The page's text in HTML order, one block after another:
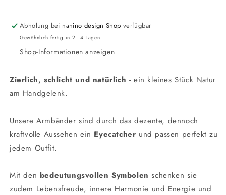
Abholung bei nanino design Shop verfügbar
Gewöhnlich fertig in 2 - 4 Tagen
Shop-Informationen anzeigen
Zierlich, schlicht und natürlich - ein kleines Stück Natur
am Handgelenk.
Unsere Armbänder sind durch das dezente, dennoch
kraftvolle Aussehen ein Eyecatcher und passen perfekt zu
jedem Outfit.
Mit den bedeutungsvollen Symbolen schenken sie
zudem Lebensfreude, innere Harmonie und Energie und